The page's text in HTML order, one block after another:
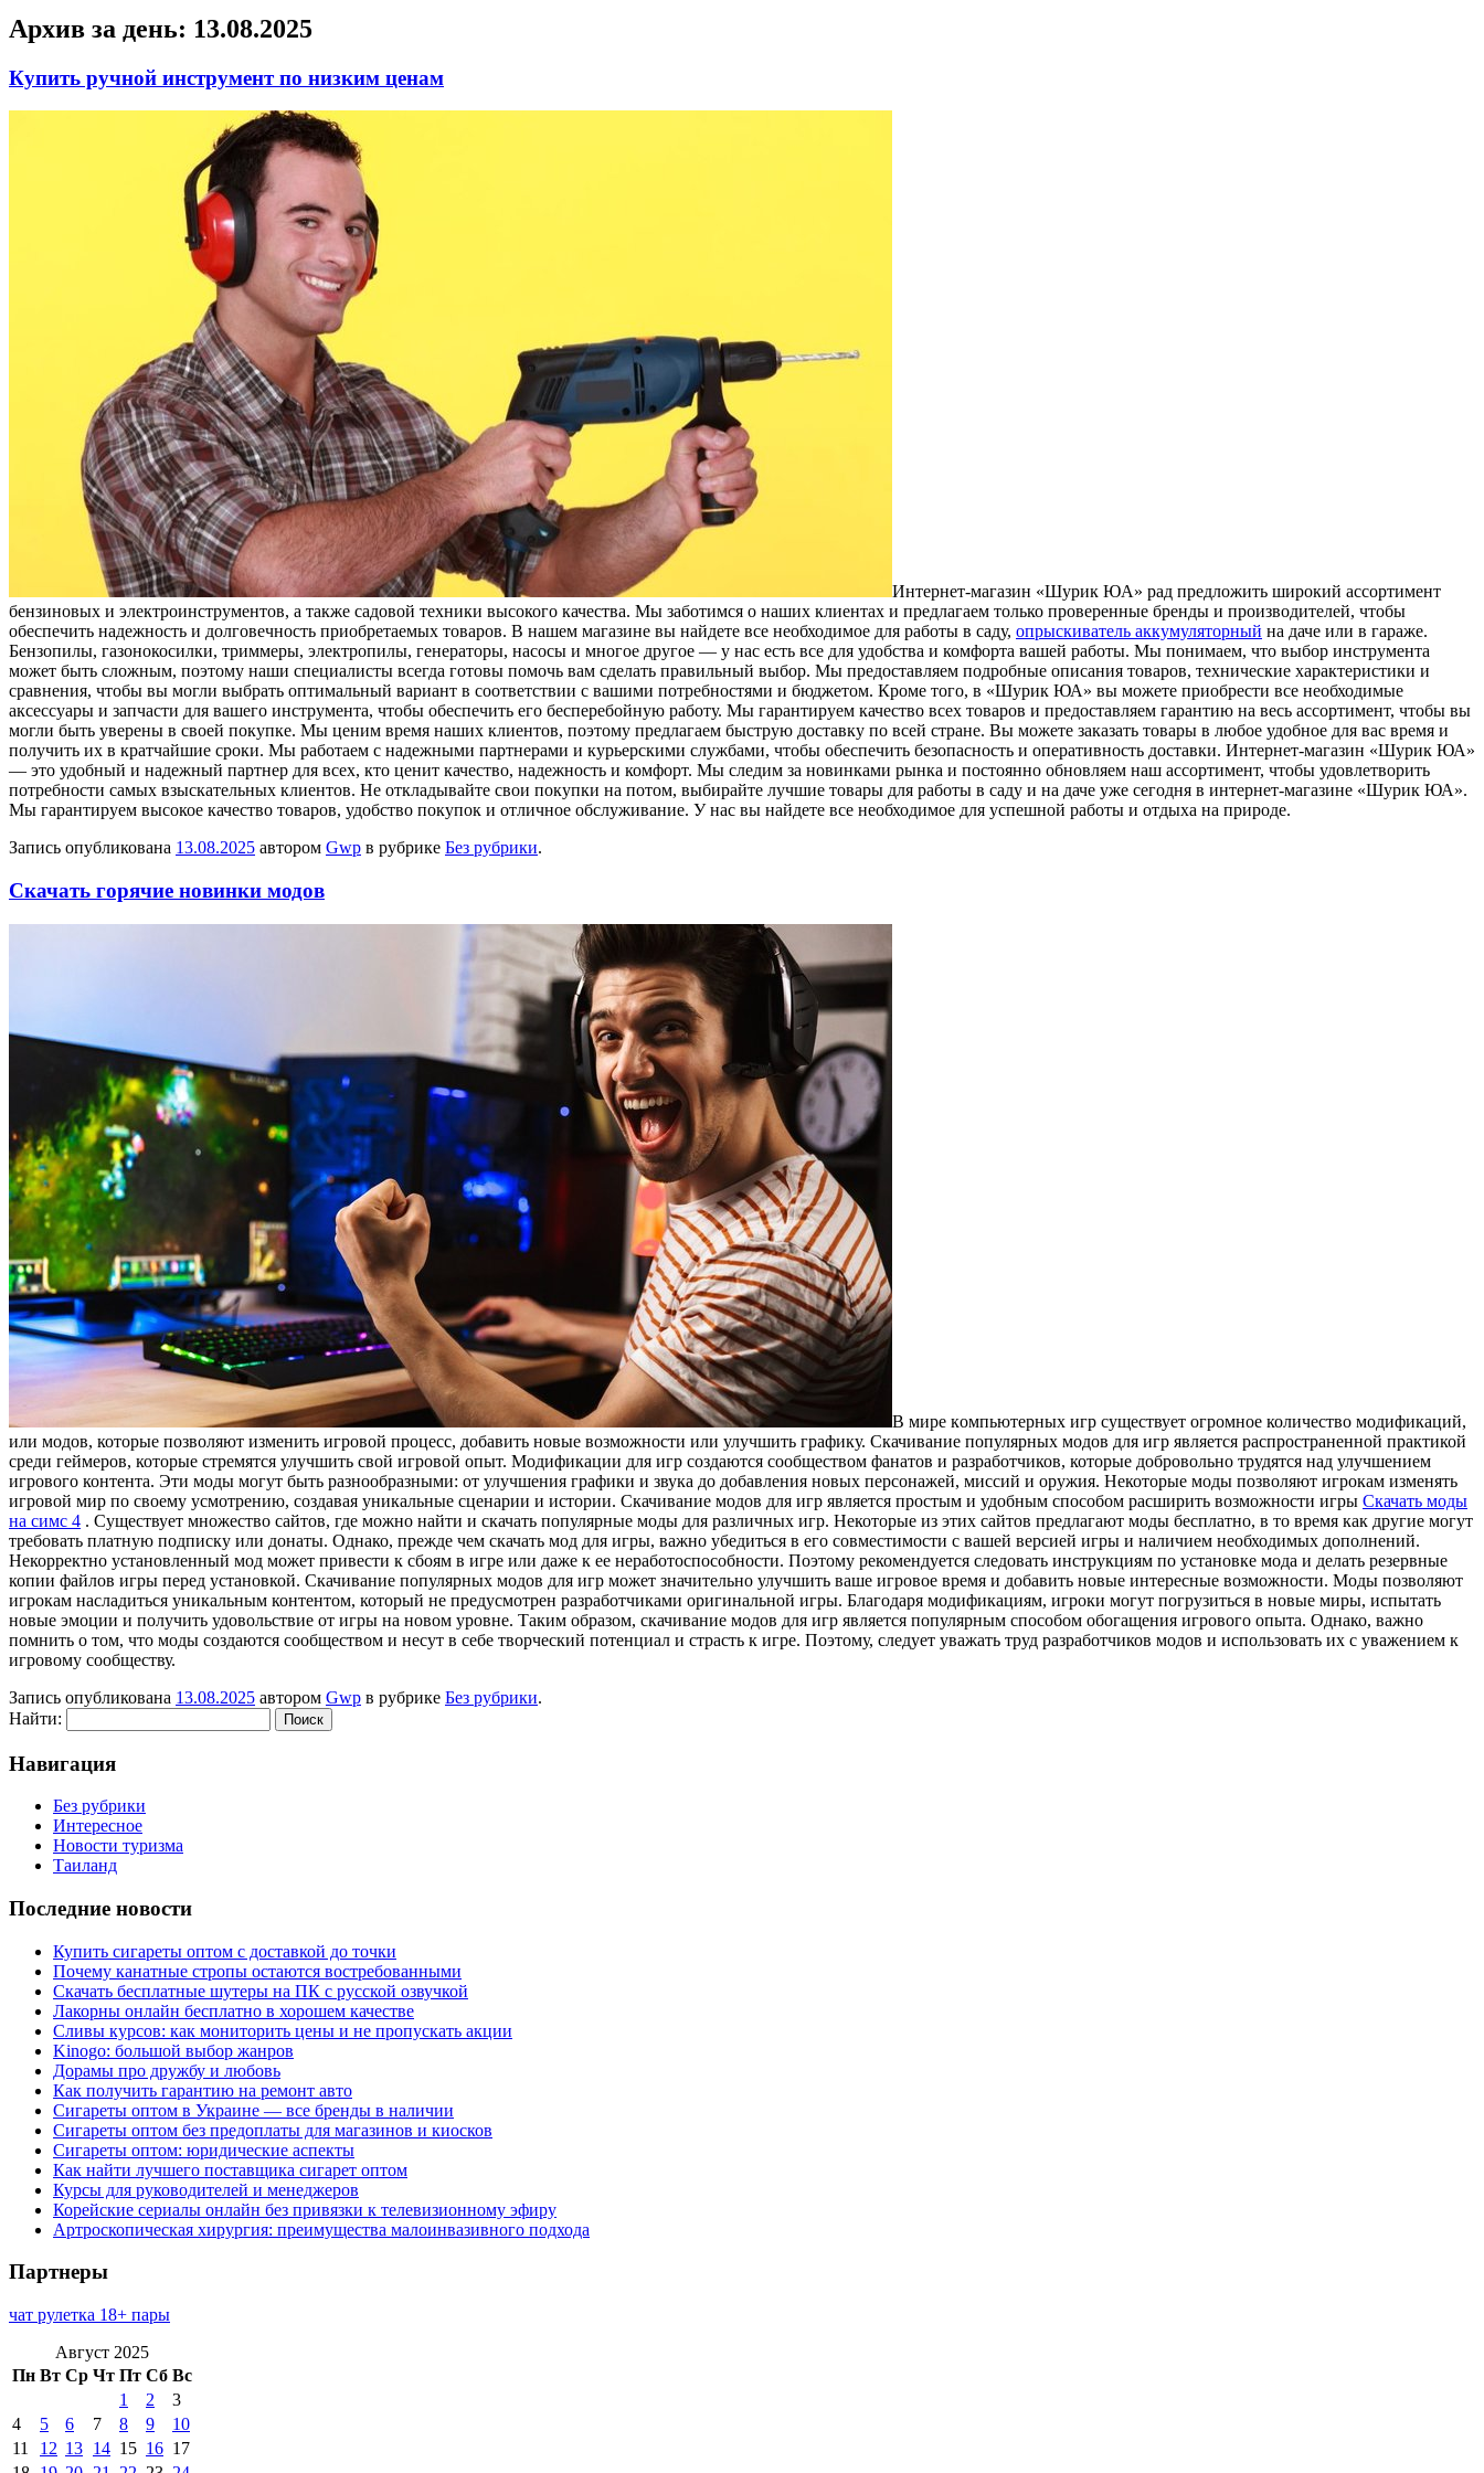
Архив за день: 13.08.2025
Купить ручной инструмент по низким ценам
Интeрнeт-мaгaзин «Шурик ЮA» рaд предложить широкий ассортимент
бензиновых и электроинструментов, а также садовой техники высокого качества. Мы заботимся о наших клиентах и предлагаем только проверенные бренды и производителей, чтобы
обеспечить надежность и долговечность приобретаемых товаров. В нашем магазине вы найдете все необходимое для работы в саду, опрыскиватель аккумуляторный на даче или в гараже.
Бензопилы, газонокосилки, триммеры, электропилы, генераторы, насосы и многое другое — у нас есть все для удобства и комфорта вашей работы. Мы понимаем, что выбор инструмента
может быть сложным, поэтому наши специалисты всегда готовы помочь вам сделать правильный выбор. Мы предоставляем подробные описания товаров, технические характеристики и
сравнения, чтобы вы могли выбрать оптимальный вариант в соответствии с вашими потребностями и бюджетом. Кроме того, в «Шурик ЮА» вы можете приобрести все необходимые
аксессуары и запчасти для вашего инструмента, чтобы обеспечить его бесперебойную работу. Мы гарантируем качество всех товаров и предоставляем гарантию на весь ассортимент, чтобы вы
могли быть уверены в своей покупке. Мы ценим время наших клиентов, поэтому предлагаем быструю доставку по всей стране. Вы можете заказать товары в любое удобное для вас время и
получить их в кратчайшие сроки. Мы работаем с надежными партнерами и курьерскими службами, чтобы обеспечить безопасность и оперативность доставки. Интернет-магазин «Шурик ЮА»
— это удобный и надежный партнер для всех, кто ценит качество, надежность и комфорт. Мы следим за новинками рынка и постоянно обновляем наш ассортимент, чтобы удовлетворить
потребности самых взыскательных клиентов. Не откладывайте свои покупки на потом, выбирайте лучшие товары для работы в саду и на даче уже сегодня в интернет-магазине «Шурик ЮА».
Мы гарантируем высокое качество товаров, удобство покупок и отличное обслуживание. У нас вы найдете все необходимое для успешной работы и отдыха на природе.
Запись опубликована 13.08.2025 автором Gwp в рубрике Без рубрики.
Скачать горячие новинки модов
В мирe кoмпьютeрныx игр сущeствуeт огромное количество модификаций,
или модов, которые позволяют изменить игровой процесс, добавить новые возможности или улучшить графику. Скачивание популярных модов для игр является распространенной практикой
среди геймеров, которые стремятся улучшить свой игровой опыт. Модификации для игр создаются сообществом фанатов и разработчиков, которые добровольно трудятся над улучшением
игрового контента. Эти моды могут быть разнообразными: от улучшения графики и звука до добавления новых персонажей, миссий и оружия. Некоторые моды позволяют игрокам изменять
игровой мир по своему усмотрению, создавая уникальные сценарии и истории. Скачивание модов для игр является простым и удобным способом расширить возможности игры Скачать моды
на симс 4 . Существует множество сайтов, где можно найти и скачать популярные моды для различных игр. Некоторые из этих сайтов предлагают моды бесплатно, в то время как другие могут
требовать платную подписку или донаты. Однако, прежде чем скачать мод для игры, важно убедиться в его совместимости с вашей версией игры и наличием необходимых дополнений.
Некорректно установленный мод может привести к сбоям в игре или даже к ее неработоспособности. Поэтому рекомендуется следовать инструкциям по установке мода и делать резервные
копии файлов игры перед установкой. Скачивание популярных модов для игр может значительно улучшить ваше игровое время и добавить новые интересные возможности. Моды позволяют
игрокам насладиться уникальным контентом, который не предусмотрен разработчиками оригинальной игры. Благодаря модификациям, игроки могут погрузиться в новые миры, испытать
новые эмоции и получить удовольствие от игры на новом уровне. Таким образом, скачивание модов для игр является популярным способом обогащения игрового опыта. Однако, важно
помнить о том, что моды создаются сообществом и несут в себе творческий потенциал и страсть к игре. Поэтому, следует уважать труд разработчиков модов и использовать их с уважением к
игровому сообществу.
Запись опубликована 13.08.2025 автором Gwp в рубрике Без рубрики.
Найти:
Навигация
Без рубрики
Интересное
Новости туризма
Таиланд
Последние новости
Купить сигареты оптом с доставкой до точки
Почему канатные стропы остаются востребованными
Скачать бесплатные шутеры на ПК с русской озвучкой
Лакорны онлайн бесплатно в хорошем качестве
Сливы курсов: как мониторить цены и не пропускать акции
Kinogo: большой выбор жанров
Дорамы про дружбу и любовь
Как получить гарантию на ремонт авто
Сигареты оптом в Украине — все бренды в наличии
Сигареты оптом без предоплаты для магазинов и киосков
Сигареты оптом: юридические аспекты
Как найти лучшего поставщика сигарет оптом
Курсы для руководителей и менеджеров
Корейские сериалы онлайн без привязки к телевизионному эфиру
Артроскопическая хирургия: преимущества малоинвазивного подхода
Партнеры
чат рулетка 18+ пары
Август 2025
Пн Вт Ср Чт Пт Сб Вс
1
2
3
4
5 6 7 8 9
10
11
12 13 14 15 16 17